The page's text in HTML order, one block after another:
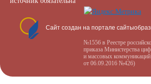
Сайт создан на портале
№1556 в Реестре
приказа Министерства
и массовых
от 06.09.2016 №426)